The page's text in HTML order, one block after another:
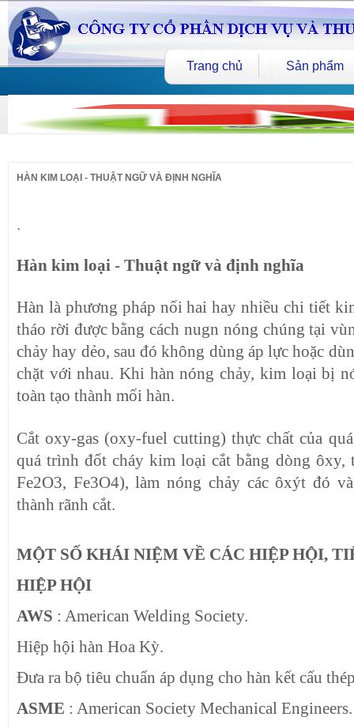
Trang chủ Sản phẩm
HÀN KIM LOẠI - THUẬT NGỮ VÀ ĐỊNH NGHĨA
.
Hàn kim loại - Thuật ngữ và định nghĩa
Hàn là phương pháp nối hai hay nhiều chi tiết
tháo rời được bằng cách nugn nóng chúng tại
chảy hay dẻo, sau đó không dùng áp lực hoặc
chặt với nhau. Khi hàn nóng chảy, kim loại bị
toàn tạo thành mối hàn.
Cắt oxy-gas (oxy-fuel cutting) thực chất của
quá trình đốt cháy kim loại cắt bằng dòng ôxy,
Fe2O3, Fe3O4), làm nóng chảy các ôxýt đó
thành rãnh cắt.
MỘT SỐ KHÁI NIỆM VỀ CÁC HIỆP HỘI,
HIỆP HỘI
AWS : American Welding Society.
Hiệp hội hàn Hoa Kỳ.
Đưa ra bộ tiêu chuẩn áp dụng cho hàn kết cấu
ASME : American Society Mechanical Engineers.